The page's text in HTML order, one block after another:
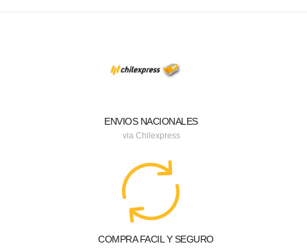
ENVIOS NACIONALES
via Chilexpress
COMPRA FACIL Y SEGURO